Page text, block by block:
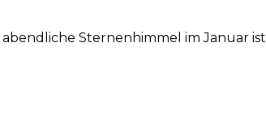
Sternenhimmel im Januar